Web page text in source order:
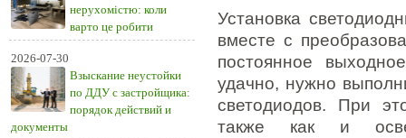
нерухомістю: коли
варто це робити
2026-07-30
Взыскание неустойки
по ДДУ с застройщика:
порядок действий и
документы
Установка
вместе с
постоянное
удачно, нужно
светодиодов. При
также как и